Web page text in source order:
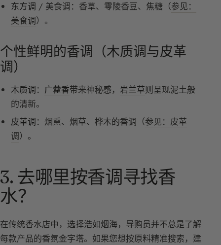
东方调 / 美食调：香草、零陵香豆、焦糖（参见：
美食调）。
个性鲜明的香调（木质调与皮革
调）
木质调： 广藿香带来神秘感，岩兰草则呈现泥土般
的清新。
皮革调：烟熏、烟草、桦木的香调（参见：皮革
调）。
3. 去哪里按香调寻找香
水？
在传统香水店中，选择浩如烟海，导购员并不总是了解
每款产品的香氛金字塔。如果您想按原料精准搜索，建